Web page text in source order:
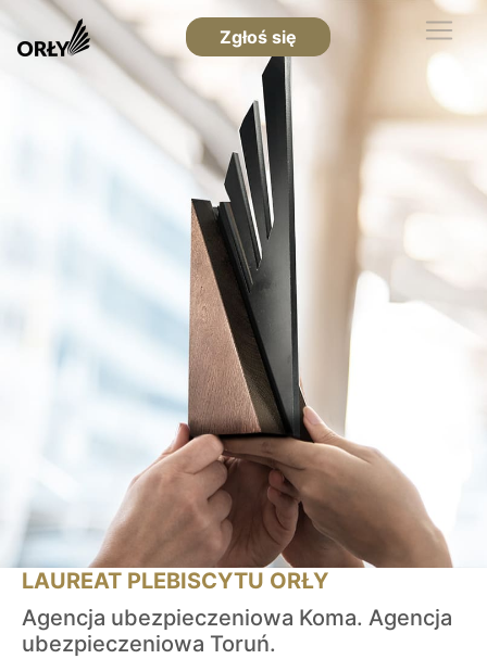
Zgłoś się
LAUREAT PLEBISCYTU ORŁY
Agencja ubezpieczeniowa Koma. Agencja
ubezpieczeniowa Toruń.